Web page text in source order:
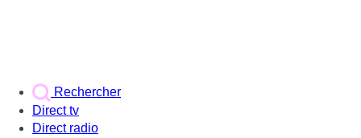
Rechercher
Direct tv
Direct radio